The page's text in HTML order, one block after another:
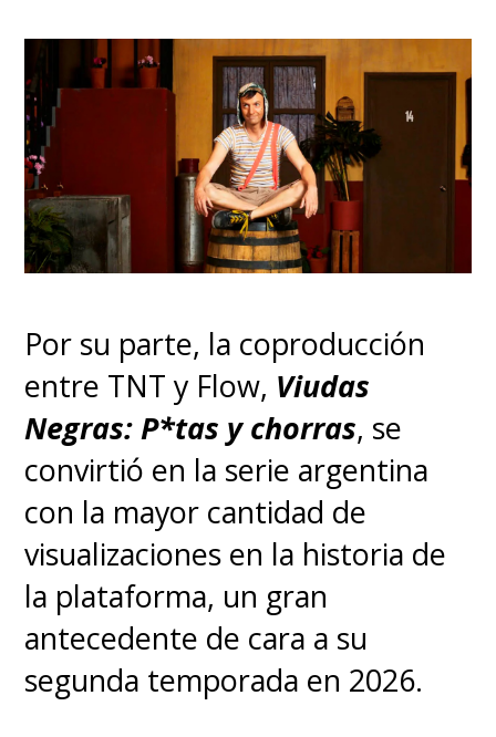
Por su parte, la coproducción
entre TNT y Flow, Viudas
Negras: P*tas y chorras, se
convirtió en la serie argentina
con la mayor cantidad de
visualizaciones en la historia de
la plataforma, un gran
antecedente de cara a su
segunda temporada en 2026.